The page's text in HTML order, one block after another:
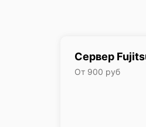
Сервер
От 900 руб